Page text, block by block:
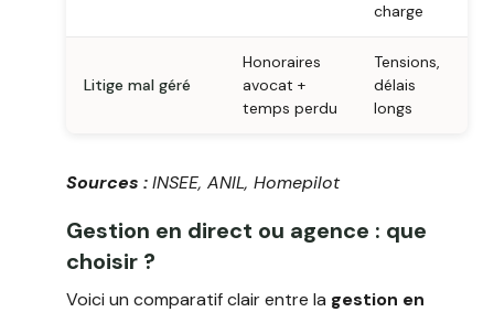
charge
Litige mal géré
Honoraires
avocat +
temps perdu
Tensions,
délais
longs
Sources :INSEE, ANIL, Homepilot
Gestion en direct ou agence : que
choisir ?
Voici un comparatif clair entre la gestion en